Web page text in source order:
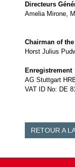
Directeurs
Amelia Mirone,
Chairman of
Horst Julius
Enregistrement
AG Stuttgart
VAT ID No: DE
RETOUR A